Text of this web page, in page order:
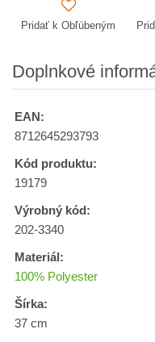
Pridať k Obľúbeným
Doplnkové
EAN:
8712645293793
Kód produktu:
19179
Výrobný kód:
202-3340
Materiál:
100% Polyester
Šírka:
37 cm